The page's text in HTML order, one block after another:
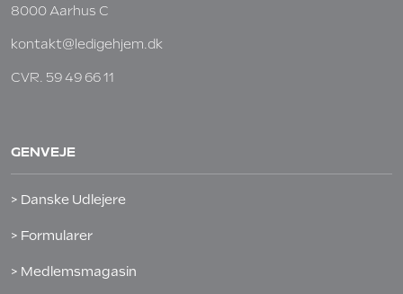
8000 Aarhus C
kontakt@ledigehjem.dk
CVR. 59 49 66 11
GENVEJE
> Danske Udlejere
> Formularer
> Medlemsmagasin